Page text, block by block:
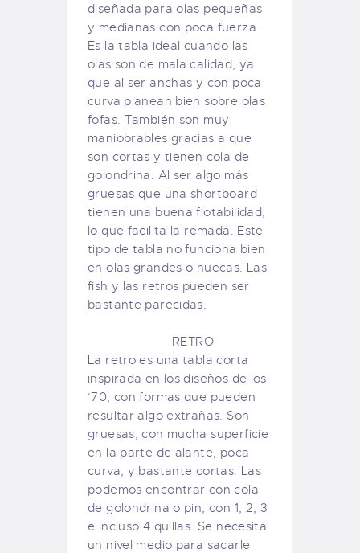
diseñada para olas pequeñas
y medianas con poca fuerza.
Es la tabla ideal cuando las
olas son de mala calidad, ya
que al ser anchas y con poca
curva planean bien sobre olas
fofas. También son muy
maniobrables gracias a que
son cortas y tienen cola de
golondrina. Al ser algo más
gruesas que una shortboard
tienen una buena flotabilidad,
lo que facilita la remada. Este
tipo de tabla no funciona bien
en olas grandes o huecas. Las
fish y las retros pueden ser
bastante parecidas.
RETRO
La retro es una tabla corta
inspirada en los diseños de los
‘70, con formas que pueden
resultar algo extrañas. Son
gruesas, con mucha superficie
en la parte de alante, poca
curva, y bastante cortas. Las
podemos encontrar con cola
de golondrina o pin, con 1, 2, 3
e incluso 4 quillas. Se necesita
un nivel medio para sacarle